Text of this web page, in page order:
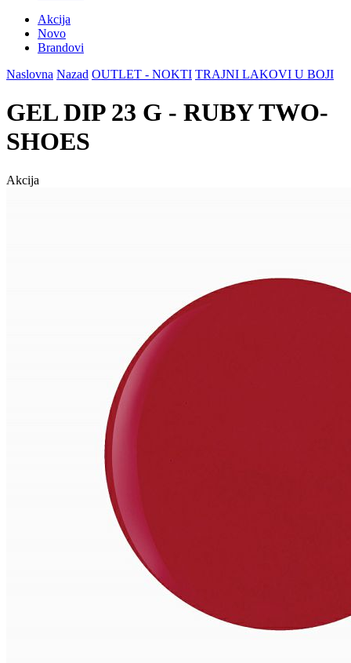
Akcija
Novo
Brandovi
Naslovna Nazad OUTLET - NOKTI TRAJNI LAKOVI U BOJI
GEL DIP 23 G - RUBY TWO-
SHOES
Akcija